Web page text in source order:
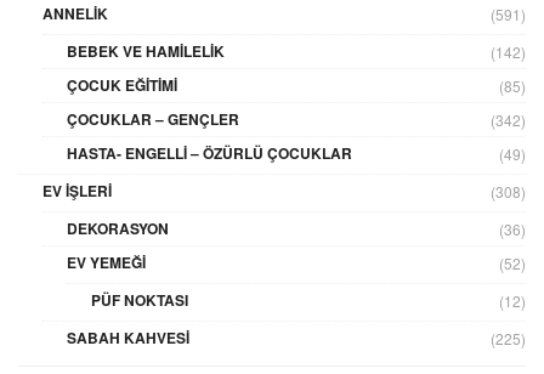
ANNELIK (591)
BEBEK VE HAMILELIK (142)
ÇOCUK EĞITIMI (85)
ÇOCUKLAR – GENÇLER (342)
HASTA- ENGELLI – ÖZÜRLÜ ÇOCUKLAR (49)
EV İŞLERI (308)
DEKORASYON (36)
EV YEMEĞI (52)
PÜF NOKTASI (12)
SABAH KAHVESI (225)